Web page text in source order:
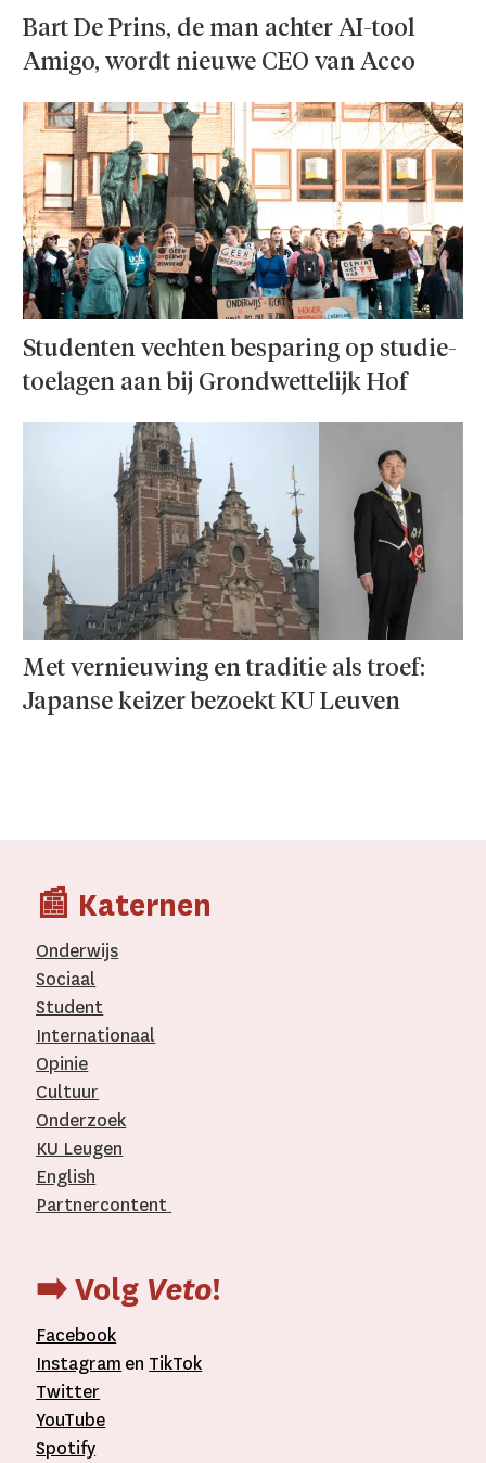
Bart De Prins, de man achter AI-tool
Amigo, wordt nieuwe CEO van Acco
Studenten vechten besparing op studie­
toelagen aan bij Grondwettelijk Hof
Met vernieuwing en traditie als troef:
Japanse keizer bezoekt KU Leuven
📰 Katernen
Onderwijs
Sociaal
Student
Internationaal­
Opinie
Cultuur
Onderzoek
KU Leugen
English
Partnercontent
➡️ Volg Veto!
Facebook
Instagram en TikTok
Twitter
YouTube
Spotify